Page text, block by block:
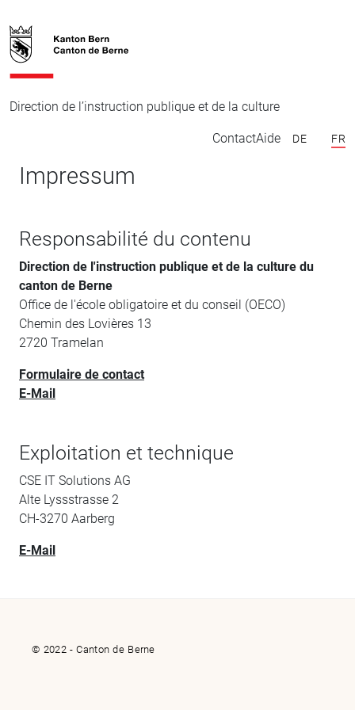
Direction de l’instruction publique et de la culture
ContactAide DE FR
Impressum
Responsabilité du contenu
Direction de l'instruction publique et de la culture du
canton de Berne
Office de l'école obligatoire et du conseil (OECO)
Chemin des Lovières 13
2720 Tramelan
Formulaire de contact
E-Mail
Exploitation et technique
CSE IT Solutions AG
Alte Lyssstrasse 2
CH-3270 Aarberg
E-Mail
© 2022 - Canton de Berne